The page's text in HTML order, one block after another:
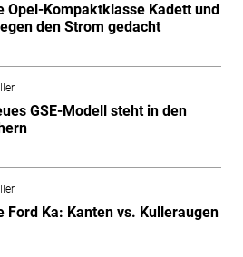
Opel-Kompaktklasse Kadett und
den Strom gedacht
GSE-Modell steht in den
Ford Ka: Kanten vs. Kulleraugen